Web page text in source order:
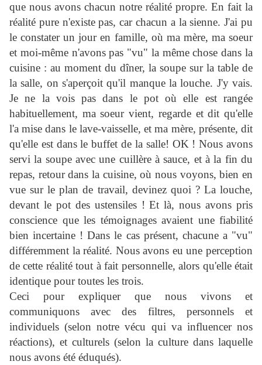
que nous avons chacun notre réalité propre. En fait la
réalité pure n'existe pas, car chacun a la sienne. J'ai pu
le constater un jour en famille, où ma mère, ma soeur
et moi-même n'avons pas "vu" la même chose dans la
cuisine : au moment du dîner, la soupe sur la table de
la salle, on s'aperçoit qu'il manque la louche. J'y vais.
Je ne la vois pas dans le pot où elle est rangée
habituellement, ma soeur vient, regarde et dit qu'elle
l'a mise dans le lave-vaisselle, et ma mère, présente, dit
qu'elle est dans le buffet de la salle! OK ! Nous avons
servi la soupe avec une cuillère à sauce, et à la fin du
repas, retour dans la cuisine, où nous voyons, bien en
vue sur le plan de travail, devinez quoi ? La louche,
devant le pot des ustensiles ! Et là, nous avons pris
conscience que les témoignages avaient une fiabilité
bien incertaine ! Dans le cas présent, chacune a "vu"
différemment la réalité. Nous avons eu une perception
de cette réalité tout à fait personnelle, alors qu'elle était
identique pour toutes les trois.
Ceci pour expliquer que nous vivons et
communiquons avec des filtres, personnels et
individuels (selon notre vécu qui va influencer nos
réactions), et culturels (selon la culture dans laquelle
nous avons été éduqués).